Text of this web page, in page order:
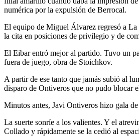
numérica por la expulsión de Berrocal.
El equipo de Miguel Álvarez regresó a La
la cita en posiciones de privilegio y de
El Eibar entró mejor al partido. Tuvo un
fuera de juego, obra de Stoichkov.
A partir de ese tanto que jamás subió al
disparo de Ontiveros que no pudo blocar
Minutos antes, Javi Ontiveros hizo gala
La suerte sonríe a los valientes. Y el
Collado y rápidamente se la cedió al